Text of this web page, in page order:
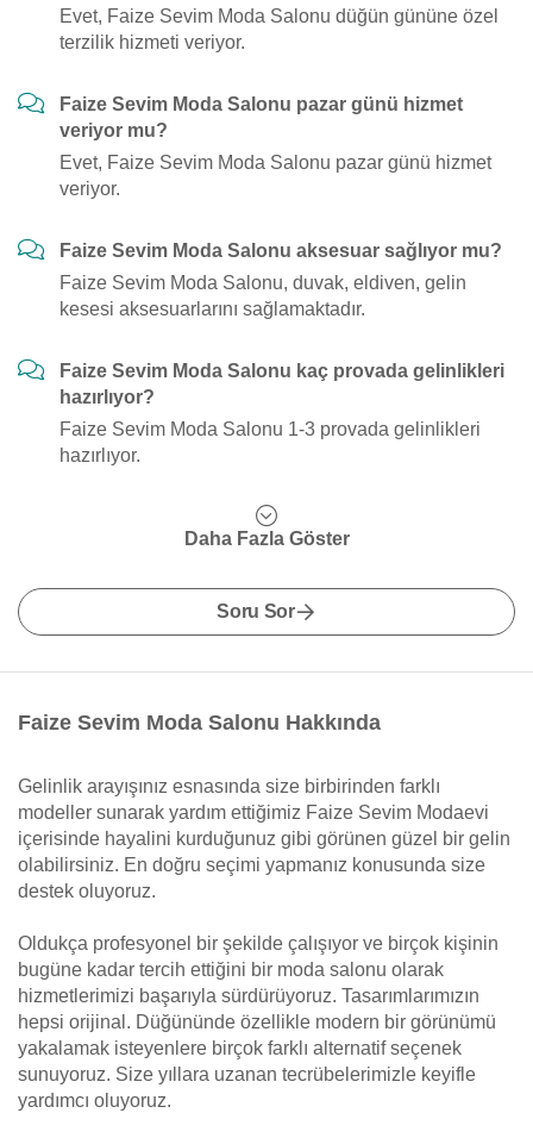
Evet, Faize Sevim Moda Salonu düğün gününe özel
terzilik hizmeti veriyor.
Faize Sevim Moda Salonu pazar günü hizmet
veriyor mu?
Evet, Faize Sevim Moda Salonu pazar günü hizmet
veriyor.
Faize Sevim Moda Salonu aksesuar sağlıyor mu?
Faize Sevim Moda Salonu, duvak, eldiven, gelin
kesesi aksesuarlarını sağlamaktadır.
Faize Sevim Moda Salonu kaç provada gelinlikleri
hazırlıyor?
Faize Sevim Moda Salonu 1-3 provada gelinlikleri
hazırlıyor.
Daha Fazla Göster
Soru Sor
Faize Sevim Moda Salonu Hakkında
Gelinlik arayışınız esnasında size birbirinden farklı
modeller sunarak yardım ettiğimiz Faize Sevim Modaevi
içerisinde hayalini kurduğunuz gibi görünen güzel bir gelin
olabilirsiniz. En doğru seçimi yapmanız konusunda size
destek oluyoruz.
Oldukça profesyonel bir şekilde çalışıyor ve birçok kişinin
bugüne kadar tercih ettiğini bir moda salonu olarak
hizmetlerimizi başarıyla sürdürüyoruz. Tasarımlarımızın
hepsi orijinal. Düğününde özellikle modern bir görünümü
yakalamak isteyenlere birçok farklı alternatif seçenek
sunuyoruz. Size yıllara uzanan tecrübelerimizle keyifle
yardımcı oluyoruz.